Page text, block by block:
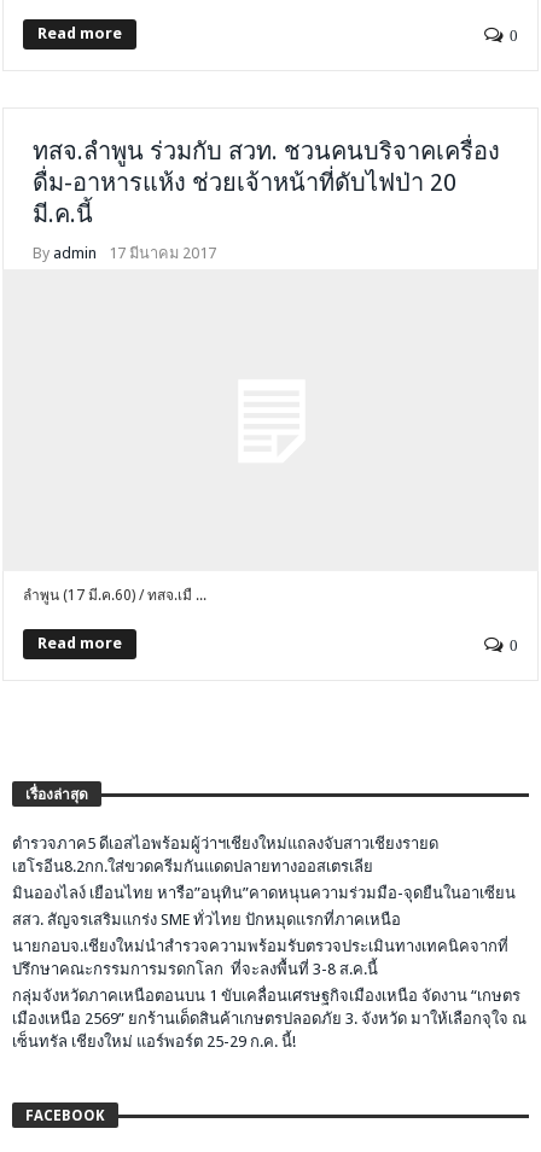
Read more 0
ทสจ.ลำพูน ร่วมกับ สวท. ชวนคนบริจาคเครื่อง
ดื่ม-อาหารแห้ง ช่วยเจ้าหน้าที่ดับไฟป่า 20
มี.ค.นี้
By admin 17 มีนาคม 2017
ลำพูน (17 มี.ค.60) / ทสจ.เมื ...
Read more 0
เรื่องล่าสุด
ตำรวจภาค5 ดีเอสไอพร้อมผู้ว่าฯเชียงใหม่แถลงจับสาวเชียงรายด
เฮโรอีน8.2กก.ใส่ขวดครีมกันแดดปลายทางออสเตรเลีย
มินอองไลง์ เยือนไทย หารือ”อนุทิน”คาดหนุนความร่วมมือ-จุดยืนในอาเซียน
สสว. สัญจรเสริมแกร่ง SME ทั่วไทย ปักหมุดแรกที่ภาคเหนือ
นายกอบจ.เชียงใหม่นำสำรวจความพร้อมรับตรวจประเมินทางเทคนิคจากที่
ปรึกษาคณะกรรมการมรดกโลก ที่จะลงพื้นที่ 3-8 ส.ค.นี้
กลุ่มจังหวัดภาคเหนือตอนบน 1 ขับเคลื่อนเศรษฐกิจเมืองเหนือ จัดงาน “เกษตร
เมืองเหนือ 2569” ยกร้านเด็ดสินค้าเกษตรปลอดภัย 3. จังหวัด มาให้เลือกจุใจ ณ
เซ็นทรัล เชียงใหม่ แอร์พอร์ต 25-29 ก.ค. นี้!
FACEBOOK